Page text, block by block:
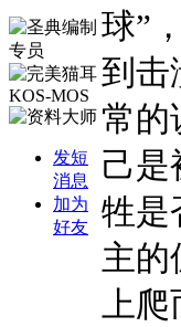
发短
消息
加为
好友
球”
到击
常的
己是
牲是
主的
上